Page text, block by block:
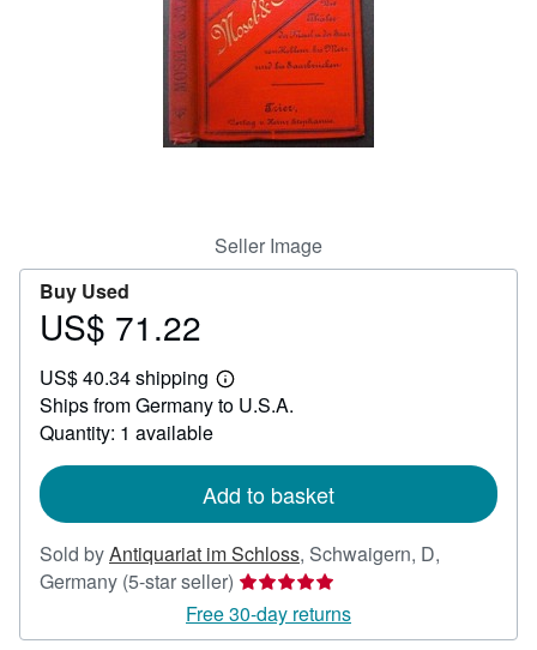
Seller Image
Buy Used
Price
71.22
US$ 71.22
US$ 40.34 shipping
Learn
more
Ships from Germany to U.S.A.
Quantity: 1 available
Add to basket
Sold byAntiquariat im Schloss, Schwaigern, D,
Germany (5-star seller) Seller
rating
5
Free 30-day returns